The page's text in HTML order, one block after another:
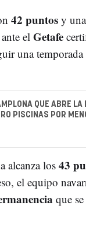
42 puntosy una
el Getafe
una
QUE ABRE
PISCINAS POR
alcanza los 43
el equipo
que